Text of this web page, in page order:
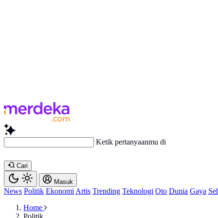
Ketik pertanyaanmu di sini...
Cari
Masuk
News Politik Ekonomi Artis Trending Teknologi Oto Dunia Gaya
Home
Politik